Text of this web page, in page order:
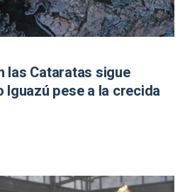
las Cataratas sigue
pese a la crecida